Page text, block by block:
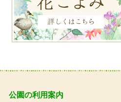
公園の利用案内